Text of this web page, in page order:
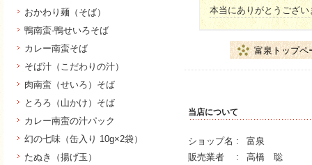
本当にありがとうござい
富泉トップペ
当店について
ショップ名 :
富泉
販売業者 :
高橋 聡
おかわり麺（そば）
鴨南蛮-鴨せいろそば
カレー南蛮そば
そば汁（こだわりの汁）
肉南蛮（せいろ）そば
とろろ（山かけ）そば
カレー南蛮の汁パック
幻の七味（缶入り 10g×2袋）
たぬき（揚げ玉）